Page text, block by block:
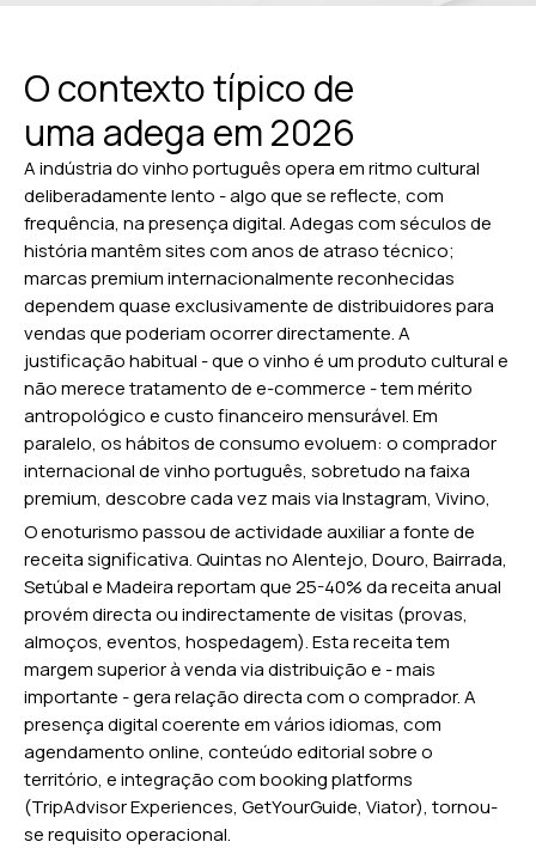
O contexto típico de
uma adega em 2026
A indústria do vinho português opera em ritmo cultural
deliberadamente lento - algo que se reflecte, com
frequência, na presença digital. Adegas com séculos de
história mantêm sites com anos de atraso técnico;
marcas premium internacionalmente reconhecidas
dependem quase exclusivamente de distribuidores para
vendas que poderiam ocorrer directamente. A
justificação habitual - que o vinho é um produto cultural e
não merece tratamento de e-commerce - tem mérito
antropológico e custo financeiro mensurável. Em
paralelo, os hábitos de consumo evoluem: o comprador
internacional de vinho português, sobretudo na faixa
premium, descobre cada vez mais via Instagram, Vivino,
plataformas de wine club, e - desde 2024 - pesquisa
generativa.
O enoturismo passou de actividade auxiliar a fonte de
receita significativa. Quintas no Alentejo, Douro, Bairrada,
Setúbal e Madeira reportam que 25-40% da receita anual
provém directa ou indirectamente de visitas (provas,
almoços, eventos, hospedagem). Esta receita tem
margem superior à venda via distribuição e - mais
importante - gera relação directa com o comprador. A
presença digital coerente em vários idiomas, com
agendamento online, conteúdo editorial sobre o
território, e integração com booking platforms
(TripAdvisor Experiences, GetYourGuide, Viator), tornou-
se requisito operacional.